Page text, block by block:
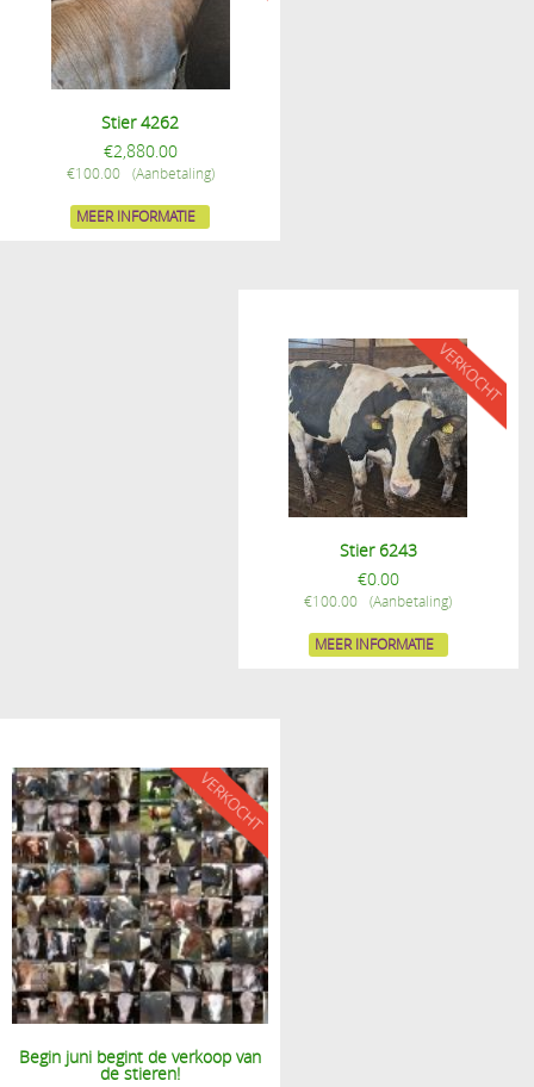
Stier 4262
€2,880.00
€100.00
MEER INFORMATIE
Stier 6243
€0.00
€100.00
MEER INFORMATIE
Begin juni begint de verkoop van
de stieren!